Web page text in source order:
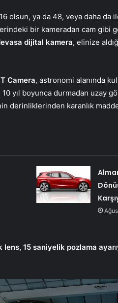
olsun, ya da 48, veya daha da
bir kameradan cam gibi
dijital kamera, elinize
Camera, astronomi alanında
yıl boyunca durmadan uzay
derinliklerinden karanlık
lens, 15 saniyelik pozlama